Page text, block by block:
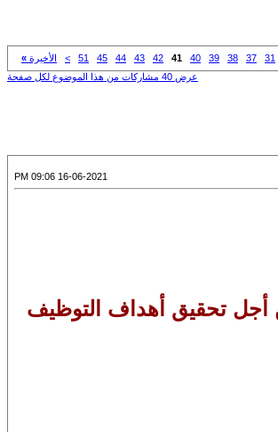
31
37
38
39
40
41
42
43
44
45
51
> الأخيرة »
عرض 40 مشاركات من هذا الموضوع لكل صفحة
16-06-2021 09:06 PM
أجل تحقيق أهداف التوظيف